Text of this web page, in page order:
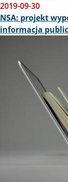
2019-09-30
NSA: projekt
informacja